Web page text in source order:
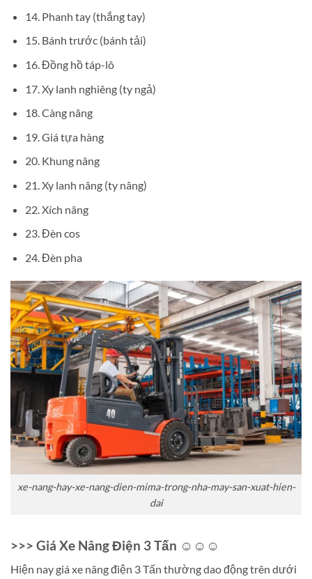
14. Phanh tay (thắng tay)
15. Bánh trước (bánh tải)
16. Đồng hồ táp-lô
17. Xy lanh nghiêng (ty ngả)
18. Càng nâng
19. Giá tựa hàng
20. Khung nâng
21. Xy lanh nâng (ty nâng)
22. Xích nâng
23. Đèn cos
24. Đèn pha
xe-nang-hay-xe-nang-dien-mima-trong-nha-may-san-xuat-hien-
dai
>>> Giá Xe Nâng Điện 3 Tấn ☺☺☺
Hiện nay giá xe nâng điện 3 Tấn thường dao động trên dưới